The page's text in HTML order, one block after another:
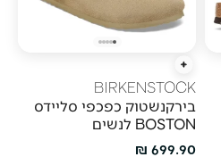
הוספה מהירה
BIRKENSTOCK
בירקנשטוק כפכפי סליידס
BOSTON לנשים
מחיר מבצע
699.90 ₪